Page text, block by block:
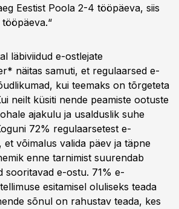
Eestist Poola 2-4 tööpäeva, siis
läbiviidud e-ostlejate
näitas samuti, et regulaarsed e-
kui teemaks on tõrgeteta
neilt küsiti nende peamiste ootuste
ajakulu ja usalduslik suhe
72% regulaarsetest e-
et võimalus valida päev ja täpne
enne tarnimist suurendab
sooritavad e-ostu. 71% e-
esitamisel oluliseks teada
sõnul on rahustav teada, kes